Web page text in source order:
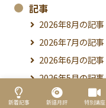
記事
2026年8月の記事
2026年7月の記事
2026年6月の記事
2026年5月の記事
2026年4月の記事
新着記事 新譜月評 特別講座